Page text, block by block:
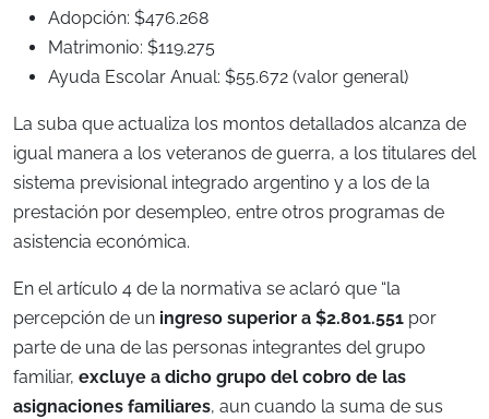
Adopción: $476.268
Matrimonio: $119.275
Ayuda Escolar Anual: $55.672 (valor general)
La suba que actualiza los montos detallados alcanza de
igual manera a los veteranos de guerra, a los titulares del
sistema previsional integrado argentino y a los de la
prestación por desempleo, entre otros programas de
asistencia económica.
En el artículo 4 de la normativa se aclaró que “la
percepción de un ingreso superior a $2.801.551 por
parte de una de las personas integrantes del grupo
familiar, excluye a dicho grupo del cobro de las
asignaciones familiares, aun cuando la suma de sus